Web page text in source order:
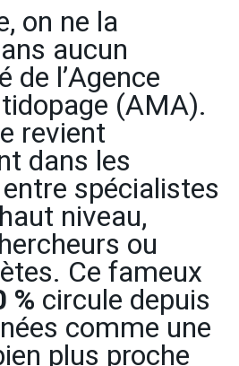
on ne la
aucun
de l’Agence
(AMA).
revient
dans les
spécialistes
niveau,
ou
Ce fameux
% circule depuis
comme une
plus proche